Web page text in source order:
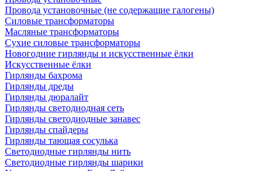
Провода установочные (не содержащие галогены)
Силовые трансформаторы
Масляные трансформаторы
Сухие силовые трансформаторы
Новогодние гирлянды и искусственные ёлки
Искусственные ёлки
Гирлянды бахрома
Гирлянды дреды
Гирлянды дюралайт
Гирлянды светодиодная сеть
Гирлянды светодиодные занавес
Гирлянды спайдеры
Гирлянды тающая сосулька
Светодиодные гирлянды нить
Светодиодные гирлянды шарики